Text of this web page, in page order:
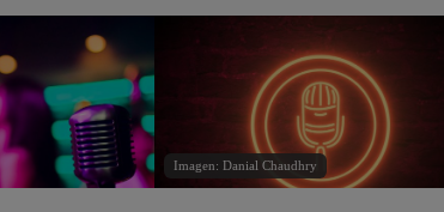
Imagen: Danial Chaudhry